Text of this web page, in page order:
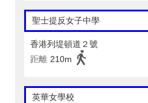
聖士提反女子中學
香港列堤頓道２號
距離 210m
英華女學校